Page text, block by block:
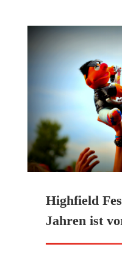
Highfield
Jahren ist